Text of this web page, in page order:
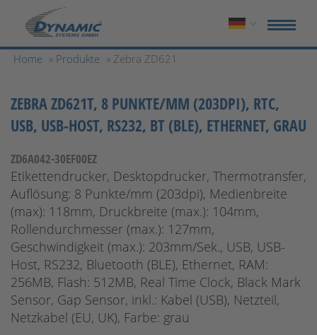
Home » Produkte » Zebra ZD621
ZEBRA ZD621T, 8 PUNKTE/MM (203DPI), RTC,
USB, USB-HOST, RS232, BT (BLE), ETHERNET, GRAU
ZD6A042-30EF00EZ
Etikettendrucker, Desktopdrucker, Thermotransfer,
Auflösung: 8 Punkte/mm (203dpi), Medienbreite
(max): 118mm, Druckbreite (max.): 104mm,
Rollendurchmesser (max.): 127mm,
Geschwindigkeit (max.): 203mm/Sek., USB, USB-
Host, RS232, Bluetooth (BLE), Ethernet, RAM:
256MB, Flash: 512MB, Real Time Clock, Black Mark
Sensor, Gap Sensor, inkl.: Kabel (USB), Netzteil,
Netzkabel (EU, UK), Farbe: grau